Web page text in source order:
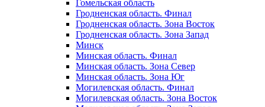
Гомельская область
Гродненская область. Финал
Гродненская область. Зона Восток
Гродненская область. Зона Запад
Минск
Минская область. Финал
Минская область. Зона Север
Минская область. Зона Юг
Могилевская область. Финал
Могилевская область. Зона Восток